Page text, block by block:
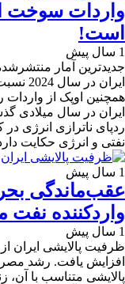
واردات سوخت
است!
1 سال پیش
جدیدترین آمار
ایران در سال میلادی
ردپای ناترازی انرژی
نفتی و انرژی حکایت
1 سال پیش
عقب‌ماندگی
واردکننده
1 سال پیش
افزایش یافت. رشد
پالایشی متناسب با آن،